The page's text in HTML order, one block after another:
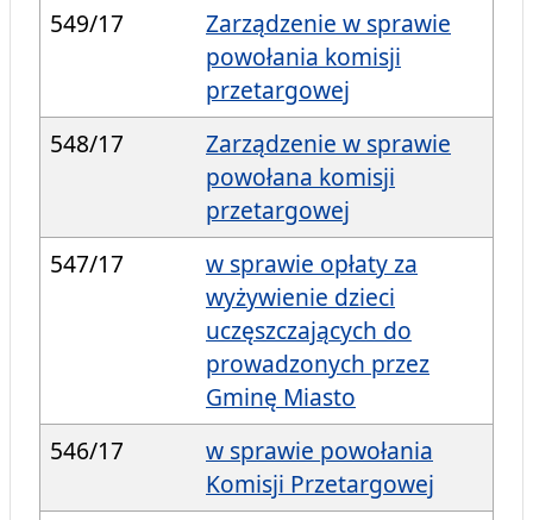
549/17
Zarządzenie w sprawie
powołania komisji
przetargowej
548/17
Zarządzenie w sprawie
powołana komisji
przetargowej
547/17
w sprawie opłaty za
wyżywienie dzieci
uczęszczających do
prowadzonych przez
Gminę Miasto
546/17
w sprawie powołania
Komisji Przetargowej